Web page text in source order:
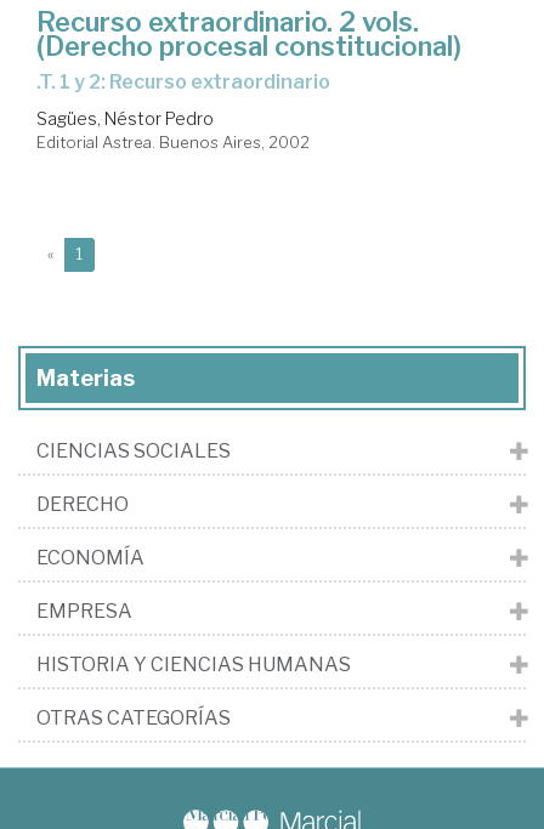
Recurso extraordinario. 2 vols.
(Derecho procesal constitucional)
.T. 1 y 2: Recurso extraordinario
Sagües, Néstor Pedro
Editorial Astrea. Buenos Aires, 2002
« 1
Materias
CIENCIAS SOCIALES
DERECHO
ECONOMÍA
EMPRESA
HISTORIA Y CIENCIAS HUMANAS
OTRAS CATEGORÍAS